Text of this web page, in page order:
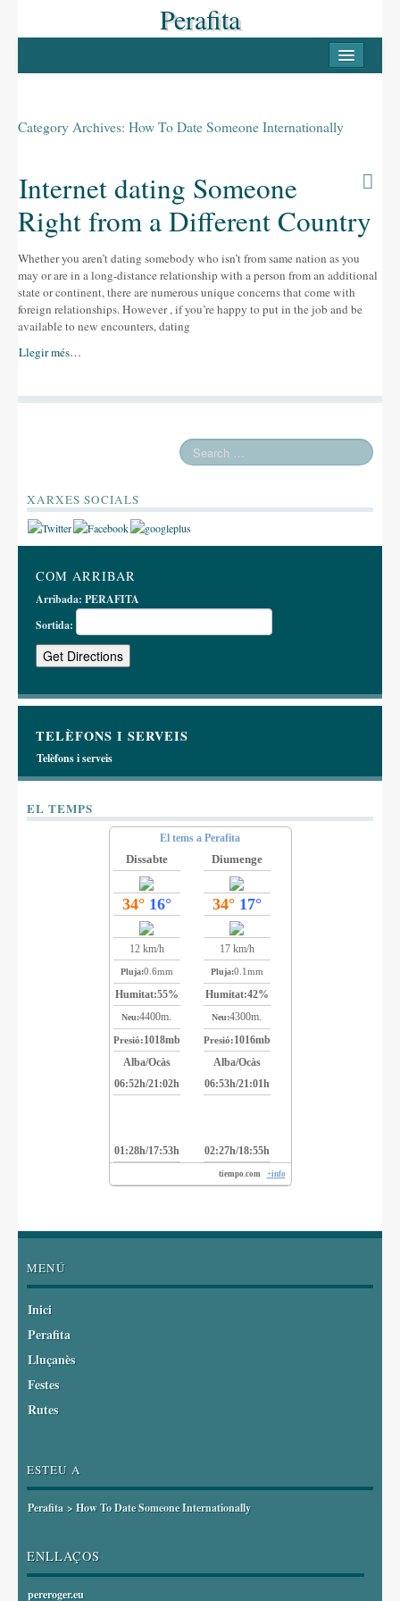
Perafita
Casc antic
Llocs d’interès
LLUÇANÈS
Pobles del Lluçanès
FESTES
Cases rurals, agroturisme
Romànic del Lluçanès
CONTACTE
Category Archives: How To Date Someone Internationally
Internet dating Someone
Right from a Different Country
Whether you aren’t dating somebody who isn’t from same nation as you
may or are in a long-distance relationship with a person from an additional
state or continent, there are numerous unique concerns that come with
foreign relationships. However , if you’re happy to put in the job and be
available to new encounters, dating
Llegir més…
XARXES SOCIALS
COM ARRIBAR
Arribada: PERAFITA
Sortida:
TELÈFONS I SERVEIS
Telèfons i serveis
EL TEMPS
El tems a Perafita
Dissabte
34° 16°
12 km/h
Pluja:0.6mm
Humitat:55%
Neu:4400m.
Presió:1018mb
Alba/Ocàs
06:52h/21:02h
01:28h/17:53h
Diumenge
34° 17°
17 km/h
Pluja:0.1mm
Humitat:42%
Neu:4300m.
Presió:1016mb
Alba/Ocàs
06:53h/21:01h
02:27h/18:55h
tiempo.com +info
MENÚ
Inici
Perafita
Lluçanès
Festes
Rutes
ESTEU A
Perafita >How To Date Someone Internationally
ENLLAÇOS
pereroger.eu